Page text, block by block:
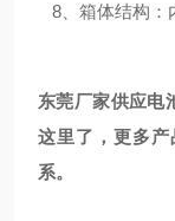
8、箱体结构：
东莞厂家供应电
这里了，更多
系。